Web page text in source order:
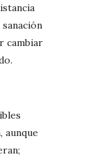
cambiar
aunque